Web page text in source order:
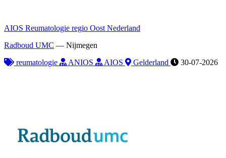
AIOS Reumatologie regio Oost Nederland
Radboud UMC — Nijmegen
reumatologie
ANIOS AIOS Gelderland 30-07-2026